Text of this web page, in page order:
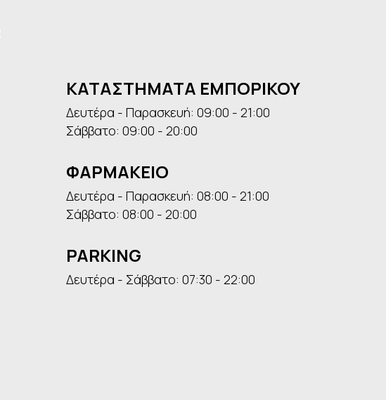
ΚΑΤΑΣΤΗΜΑΤΑ ΕΜΠΟΡΙΚΟΥ
Δευτέρα - Παρασκευή: 09:00 - 21:00
Σάββατο: 09:00 - 20:00
ΦΑΡΜΑΚΕΙΟ
Δευτέρα - Παρασκευή: 08:00 - 21:00
Σάββατο: 08:00 - 20:00
PARKING
Δευτέρα - Σάββατο: 07:30 - 22:00